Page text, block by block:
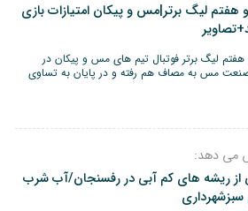
لیگ برتر|مس و پیکان امتیازات بازی
لیگ برتر فوتبال تیم های مس و پیکان در
مس به مصاف هم رفته و در پایان به تساوی
می دهد:
از ریشه های کم آبی در رفسنجان/آب شرب